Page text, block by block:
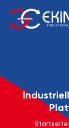
Startseite